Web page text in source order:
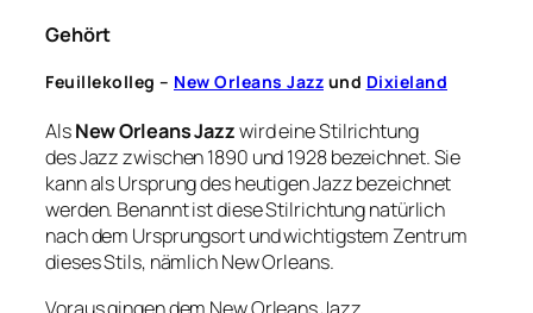
Gehört
Feuillekolleg – New Orleans Jazz und Dixieland
AlsNew Orleans Jazzwird eine Stilrichtung
des Jazz zwischen 1890 und 1928 bezeichnet. Sie
kann als Ursprung des heutigen Jazz bezeichnet
werden. Benannt ist diese Stilrichtung natürlich
nach dem Ursprungsort und wichtigstem Zentrum
dieses Stils, nämlich New Orleans.